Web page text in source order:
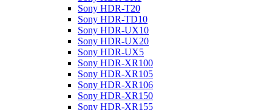
Sony HDR-T20
Sony HDR-TD10
Sony HDR-UX10
Sony HDR-UX20
Sony HDR-UX5
Sony HDR-XR100
Sony HDR-XR105
Sony HDR-XR106
Sony HDR-XR150
Sony HDR-XR155